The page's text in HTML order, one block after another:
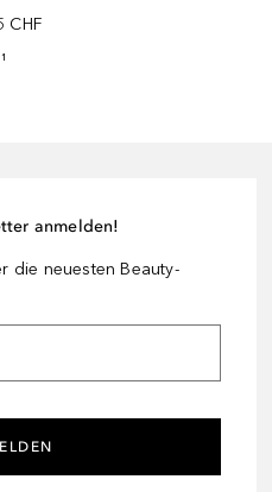
CHF
anmelden!
die neuesten Beauty-